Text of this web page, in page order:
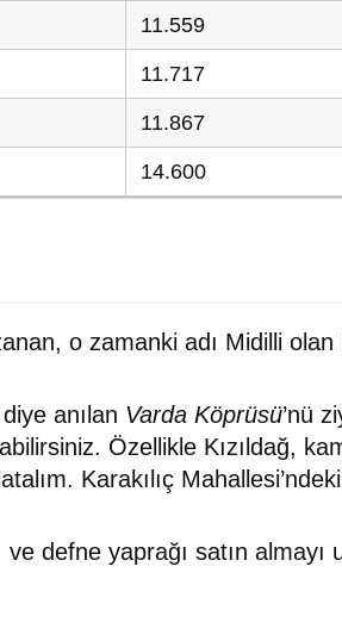
11.559
11.717
11.867
14.600
o zamanki adı Midilli olan
anılan Varda Köprüsü’nü
Özellikle Kızıldağ,
Karakılıç Mahallesi’ndeki
defne yaprağı satın almayı